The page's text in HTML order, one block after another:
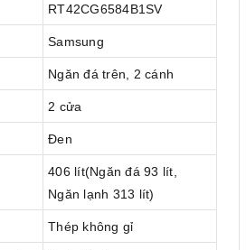
RT42CG6584B1SV
Samsung
Ngăn đá trên, 2 cánh
2 cửa
Đen
406 lít(Ngăn đá 93 lít,
Ngăn lạnh 313 lít)
Thép không gỉ